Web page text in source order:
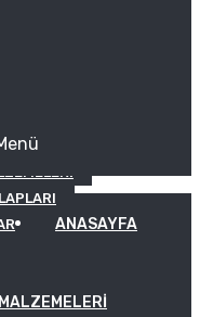
ANASAYFA